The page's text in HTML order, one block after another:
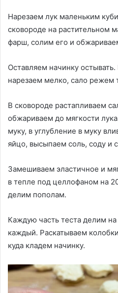
Нарезаем лук маленьким
сковороде на растительном
фарш, солим его и
Оставляем начинку
нарезаем мелко, сало режем
В сковороде растапливаем
обжариваем до мягкости
муку, в углубление в муку
яйцо, высыпаем соль, соду и
Замешиваем эластичное и
в тепле под целлофаном на
делим пополам.
Каждую часть теста делим
каждый. Раскатываем
куда кладем начинку.